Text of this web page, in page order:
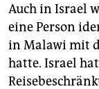
Auch in Israel
eine Person
in Malawi mit
hatte. Israel